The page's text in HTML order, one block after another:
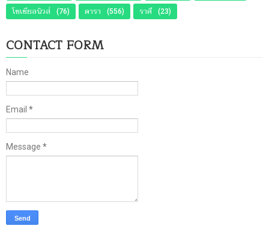
โซเชียลนิวส์ (76) ดารา (556) ราศี (23)
CONTACT FORM
Name
Email *
Message *